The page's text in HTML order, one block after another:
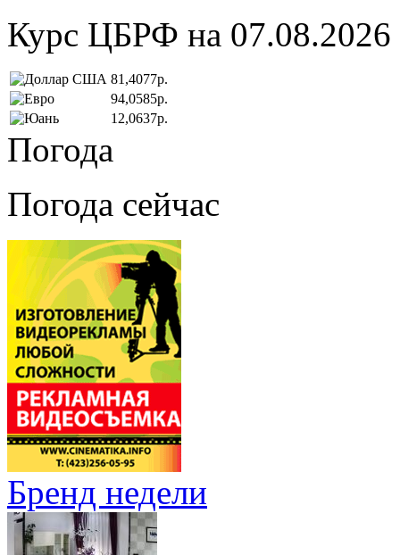
Курс ЦБРФ на 07.08.2026
81,4077р.
94,0585р.
12,0637р.
Погода
Погода сейчас
Бренд недели